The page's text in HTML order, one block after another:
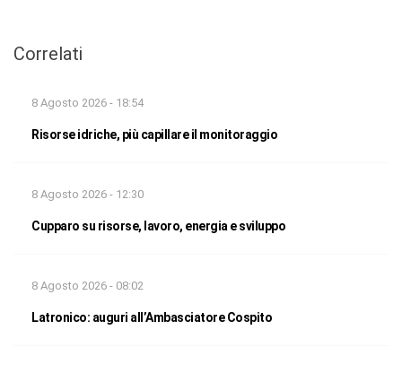
Correlati
8 Agosto 2026 - 18:54
Risorse idriche, più capillare il monitoraggio
8 Agosto 2026 - 12:30
Cupparo su risorse, lavoro, energia e sviluppo
8 Agosto 2026 - 08:02
Latronico: auguri all’Ambasciatore Cospito